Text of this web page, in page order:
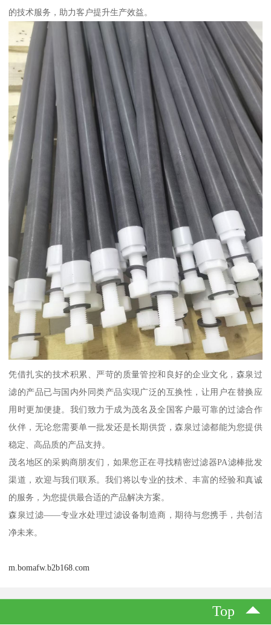
的技术服务，助力客户提升生产效益。
凭借扎实的技术积累、严苛的质量管控和良好的企业文化，森泉过
滤的产品已与国内外同类产品实现广泛的互换性，让用户在替换应
用时更加便捷。我们致力于成为茂名及全国客户最可靠的过滤合作
伙伴，无论您需要单一批发还是长期供货，森泉过滤都能为您提供
稳定、高品质的产品支持。
茂名地区的采购商朋友们，如果您正在寻找精密过滤器PA滤棒批发
渠道，欢迎与我们联系。我们将以专业的技术、丰富的经验和真诚
的服务，为您提供最合适的产品解决方案。
森泉过滤——专业水处理过滤设备制造商，期待与您携手，共创洁
净未来。
m.bomafw.b2b168.com
Top